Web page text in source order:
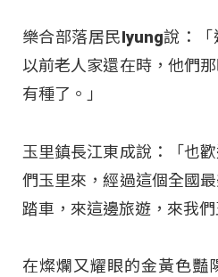
樂合部落居民Iyung說：「
以前老人家還在時，他們
有種了。」
玉里鎮長江東成說：「也
們玉里來，經過這個全國
踏車，來這邊旅遊，來我們
在燦爛又耀眼的金黃色豔